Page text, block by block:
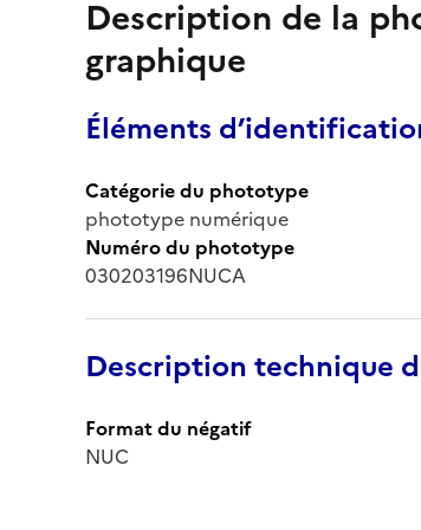
Description de la
graphique
Éléments
Catégorie du phototype
phototype numérique
Numéro du phototype
030203196NUCA
Description technique
Format du négatif
NUC